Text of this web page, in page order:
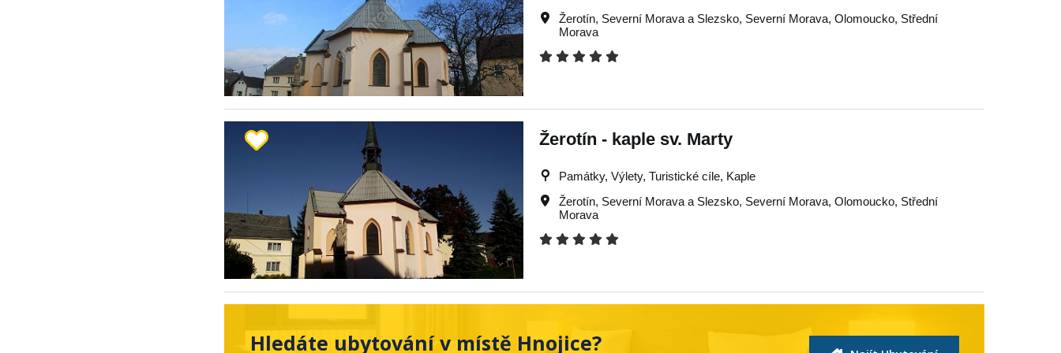
Žerotín, Severní Morava a Slezsko, Severní Morava,Olomoucko, Střední
Morava
Žerotín - kaple sv. Marty
Památky, Výlety, Turistické cíle, Kaple
Žerotín, Severní Morava a Slezsko, Severní Morava,Olomoucko, Střední
Morava
Hledáte ubytování v místě Hnojice?